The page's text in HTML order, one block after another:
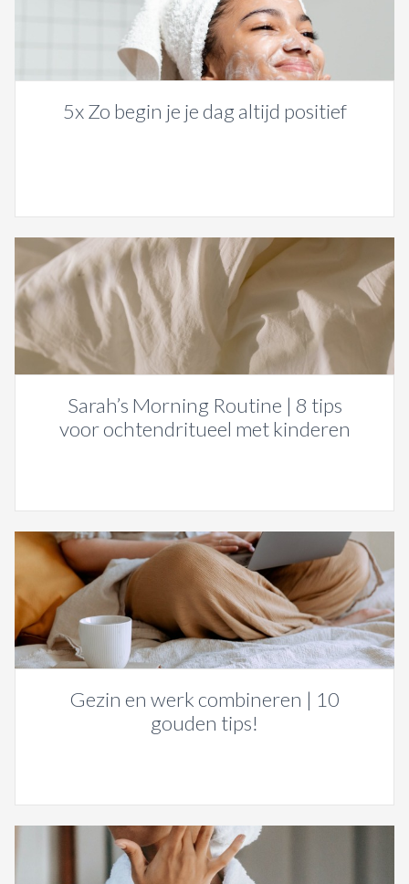
5x Zo begin je je dag altijd positief
Sarah’s Morning Routine | 8 tips
voor ochtendritueel met kinderen
Gezin en werk combineren | 10
gouden tips!